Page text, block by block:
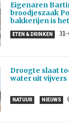
Eigenaren
broodjeszaak
bakkerijen is
ETEN & DRINKEN
Droogte slaat
water uit vijvers
NATUUR NIEUWS